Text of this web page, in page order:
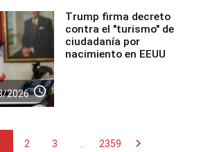
2026 access_time
Trump firma decreto
contra el "turismo" de
ciudadanía por
nacimiento en EEUU
2 3 ... 2359 chevron_right